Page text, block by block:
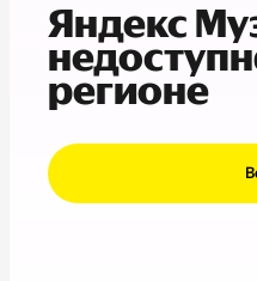
Яндекс
регионе